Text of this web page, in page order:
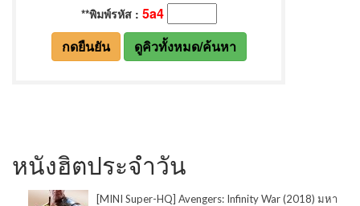
หนังฮิตประจำวัน
[MINI Super-HQ] Avengers: Infinity War (2018) มหา